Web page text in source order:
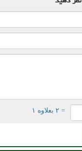
= ۲ بعلاوه ۱